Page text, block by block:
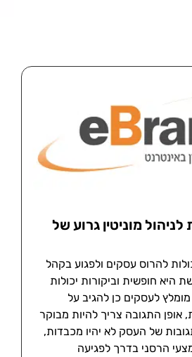
לניהול מוניטין גרוע של
להרוס עסקים ולפגוע בקהל
היא חופשית וביקורות יכולות
לעסקים כן להגיב על
אופן התגובה צריך להיות מבוקר
של העסק לא יהיו מכבדות,
הרסני בדרך לפגיעה